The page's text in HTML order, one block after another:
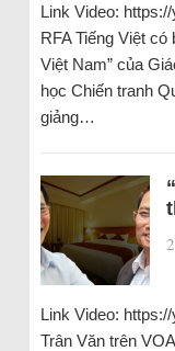
Link Video:
RFA Tiếng Việt
Việt Nam” của
học Chiến tranh
giảng…
Link Video:
Trân Văn trên